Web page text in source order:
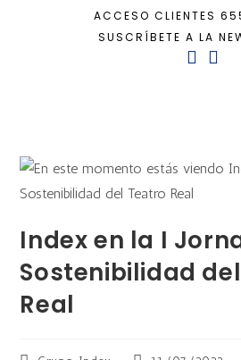
ACCESO CLIENTES
SUSCRÍBETE A LA
Index en la I
Sostenibilidad
Real